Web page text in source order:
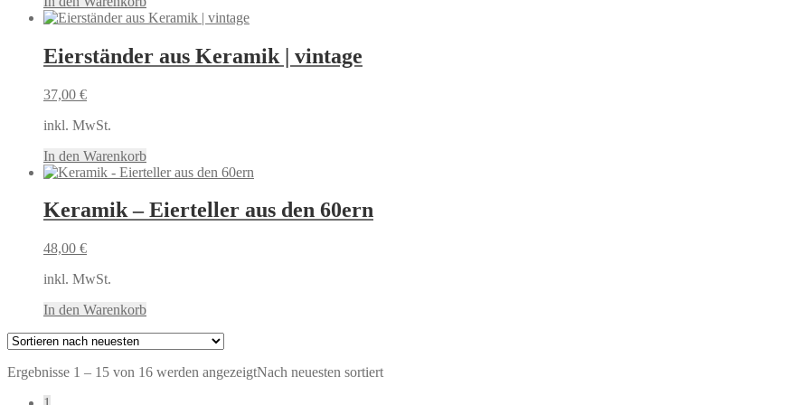
Eierständer aus Keramik | vintage
37,00 €
inkl. MwSt.
In den Warenkorb
Keramik – Eierteller aus den 60ern
48,00 €
inkl. MwSt.
In den Warenkorb
Ergebnisse 1 – 15 von 16 werden angezeigtNach neuesten sortiert